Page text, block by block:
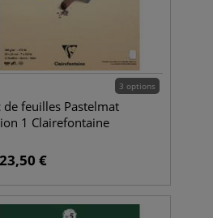
3 options
de feuilles Pastelmat
1 Clairefontaine
23,50 €